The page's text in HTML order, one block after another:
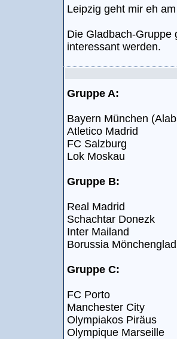
Leipzig geht mir eh
Die Gladbach-Gruppe
interessant werden.
Gruppe A:
Bayern München
Atletico Madrid
FC Salzburg
Lok Moskau
Gruppe B:
Real Madrid
Schachtar Donezk
Inter Mailand
Borussia
Gruppe C:
FC Porto
Manchester City
Olympiakos Piräus
Olympique Marseille